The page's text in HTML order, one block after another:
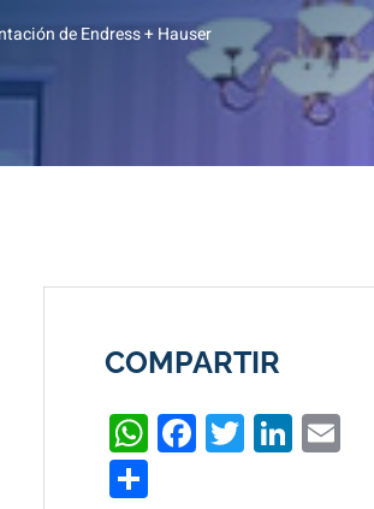
de Endress + Hauser
COMPARTIR
WhatsApp
Facebook
Twitter
Compartir